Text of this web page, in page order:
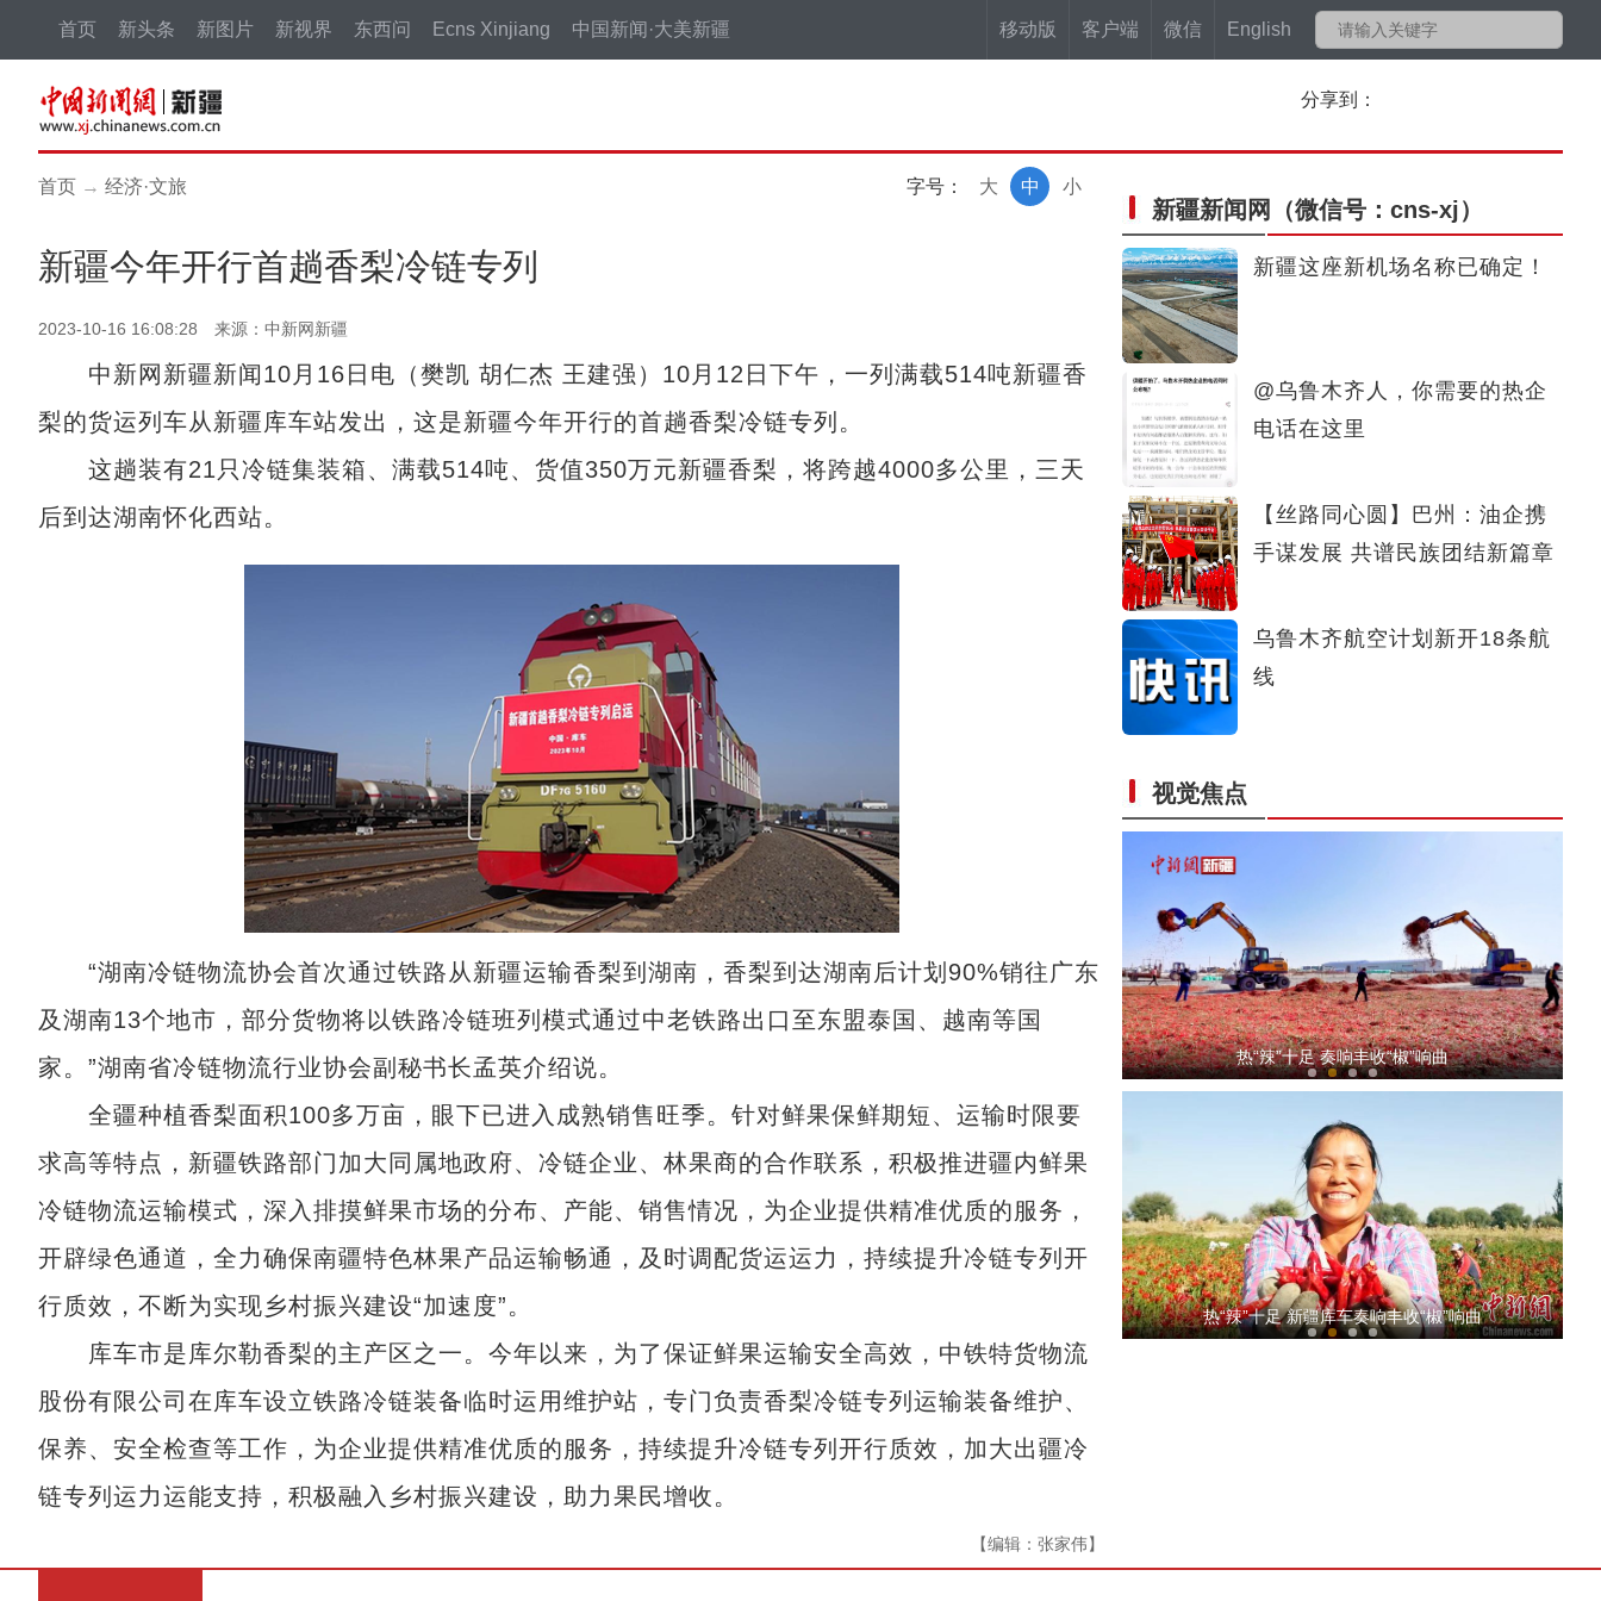
移动版 客户端 微信 English
首页 新头条 新图片 新视界 东西问 Ecns Xinjiang 中国新闻·大美新疆
分享到：
首页 → 经济·文旅 字号： 小
中
大
新疆今年开行首趟香梨冷链专列
2023-10-16 16:08:28 来源：中新网新疆
中新网新疆新闻10月16日电（樊凯 胡仁杰 王建强）10月12日下午，一列满载514吨新疆香
梨的货运列车从新疆库车站发出，这是新疆今年开行的首趟香梨冷链专列。
这趟装有21只冷链集装箱、满载514吨、货值350万元新疆香梨，将跨越4000多公里，三天
后到达湖南怀化西站。
“湖南冷链物流协会首次通过铁路从新疆运输香梨到湖南，香梨到达湖南后计划90%销往广东
及湖南13个地市，部分货物将以铁路冷链班列模式通过中老铁路出口至东盟泰国、越南等国
家。”湖南省冷链物流行业协会副秘书长孟英介绍说。
全疆种植香梨面积100多万亩，眼下已进入成熟销售旺季。针对鲜果保鲜期短、运输时限要
求高等特点，新疆铁路部门加大同属地政府、冷链企业、林果商的合作联系，积极推进疆内鲜果
冷链物流运输模式，深入排摸鲜果市场的分布、产能、销售情况，为企业提供精准优质的服务，
开辟绿色通道，全力确保南疆特色林果产品运输畅通，及时调配货运运力，持续提升冷链专列开
行质效，不断为实现乡村振兴建设“加速度”。
库车市是库尔勒香梨的主产区之一。今年以来，为了保证鲜果运输安全高效，中铁特货物流
股份有限公司在库车设立铁路冷链装备临时运用维护站，专门负责香梨冷链专列运输装备维护、
保养、安全检查等工作，为企业提供精准优质的服务，持续提升冷链专列开行质效，加大出疆冷
链专列运力运能支持，积极融入乡村振兴建设，助力果民增收。
【编辑：张家伟】
新疆新闻网 （微信号：cns-xj）
新疆这座新机场名称已确定！
@乌鲁木齐人，你需要的热企
电话在这里
【丝路同心圆】巴州：油企携
手谋发展 共谱民族团结新篇章
乌鲁木齐航空计划新开18条航
线
视觉焦点
新疆沙雅县：山楂迎丰收
国家二级保护动物盘羊现身新疆阿勒泰山区
热“辣”十足 奏响丰收“椒”响曲
新疆阿克苏举办首届高素质农民职业技能大赛
热“辣”十足 新疆库车奏响丰收“椒”响曲